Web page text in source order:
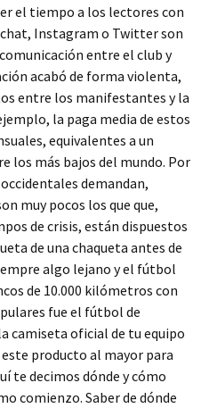
el tiempo a los lectores con
Instagram o Twitter son
entre el club y
acabó de forma violenta,
entre los manifestantes y la
la paga media de estos
equivalentes a un
los más bajos del mundo. Por
demandan,
muy pocos los que que,
de crisis, están dispuestos
de una chaqueta antes de
algo lejano y el fútbol
de 10.000 kilómetros con
fue el fútbol de
camiseta oficial de tu equipo
producto al mayor para
te decimos dónde y cómo
comienzo. Saber de dónde